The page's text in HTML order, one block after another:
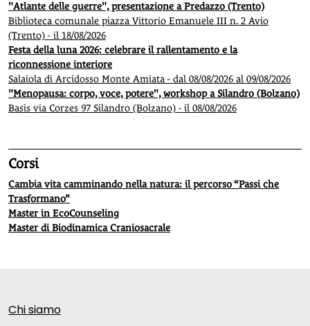
"Atlante delle guerre", presentazione a Predazzo (Trento)
Biblioteca comunale piazza Vittorio Emanuele III n. 2 Avio
(Trento) - il 18/08/2026
Festa della luna 2026: celebrare il rallentamento e la
riconnessione interiore
Salaiola di Arcidosso Monte Amiata - dal 08/08/2026 al 09/08/2026
"Menopausa: corpo, voce, potere", workshop a Silandro (Bolzano)
Basis via Corzes 97 Silandro (Bolzano) - il 08/08/2026
Corsi
Cambia vita camminando nella natura: il percorso “Passi che
Trasformano”
Master in EcoCounseling
Master di Biodinamica Craniosacrale
Chi siamo